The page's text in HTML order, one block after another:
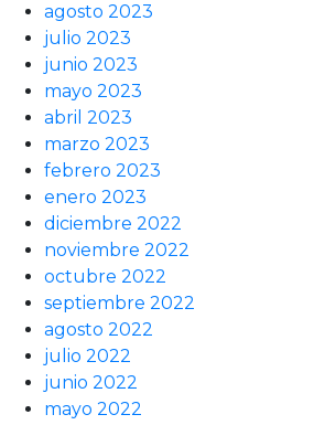
agosto 2023
julio 2023
junio 2023
mayo 2023
abril 2023
marzo 2023
febrero 2023
enero 2023
diciembre 2022
noviembre 2022
octubre 2022
septiembre 2022
agosto 2022
julio 2022
junio 2022
mayo 2022